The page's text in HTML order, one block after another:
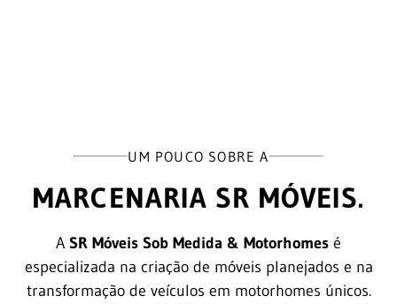
UM POUCO SOBRE A
MARCENARIA SR MÓVEIS.
A SR Móveis Sob Medida & Motorhomes é
especializada na criação de móveis planejados e na
transformação de veículos em motorhomes únicos.